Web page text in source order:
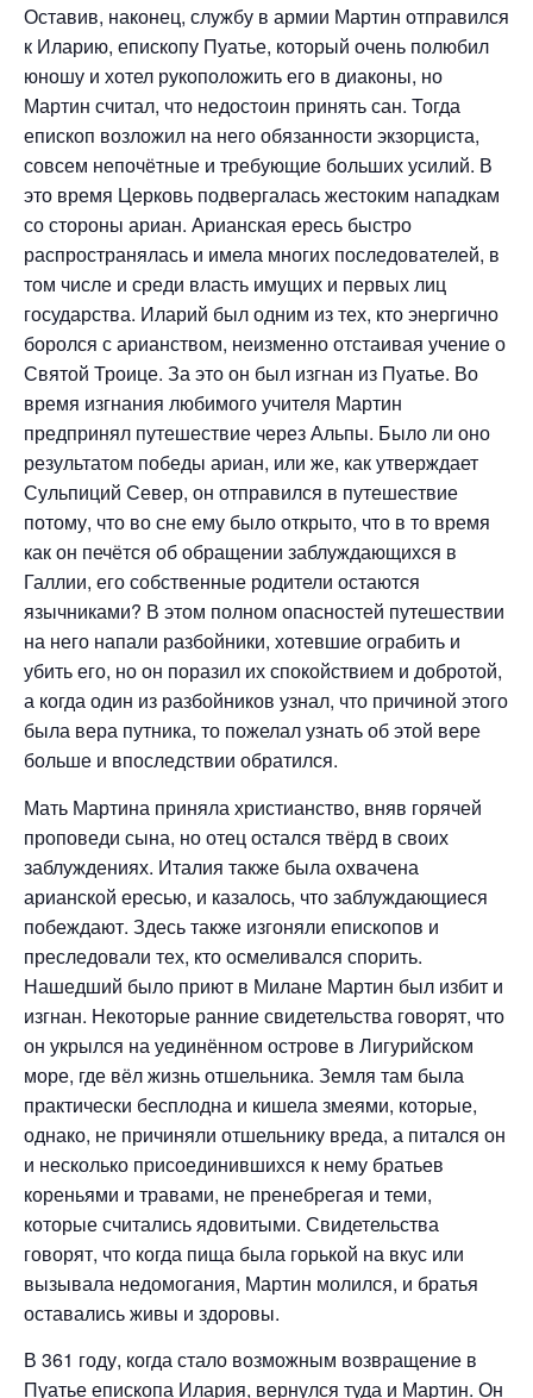
Оставив, наконец, службу в армии Мартин отправился
к Иларию, епископу Пуатье, который очень полюбил
юношу и хотел рукоположить его в диаконы, но
Мартин считал, что недостоин принять сан. Тогда
епископ возложил на него обязанности экзорциста,
совсем непочётные и требующие больших усилий. В
это время Церковь подвергалась жестоким нападкам
со стороны ариан. Арианская ересь быстро
распространялась и имела многих последователей, в
том числе и среди власть имущих и первых лиц
государства. Иларий был одним из тех, кто энергично
боролся с арианством, неизменно отстаивая учение о
Святой Троице. За это он был изгнан из Пуатье. Во
время изгнания любимого учителя Мартин
предпринял путешествие через Альпы. Было ли оно
результатом победы ариан, или же, как утверждает
Сульпиций Север, он отправился в путешествие
потому, что во сне ему было открыто, что в то время
как он печётся об обращении заблуждающихся в
Галлии, его собственные родители остаются
язычниками? В этом полном опасностей путешествии
на него напали разбойники, хотевшие ограбить и
убить его, но он поразил их спокойствием и добротой,
а когда один из разбойников узнал, что причиной этого
была вера путника, то пожелал узнать об этой вере
больше и впоследствии обратился.
Мать Мартина приняла христианство, вняв горячей
проповеди сына, но отец остался твёрд в своих
заблуждениях. Италия также была охвачена
арианской ересью, и казалось, что заблуждающиеся
побеждают. Здесь также изгоняли епископов и
преследовали тех, кто осмеливался спорить.
Нашедший было приют в Милане Мартин был избит и
изгнан. Некоторые ранние свидетельства говорят, что
он укрылся на уединённом острове в Лигурийском
море, где вёл жизнь отшельника. Земля там была
практически бесплодна и кишела змеями, которые,
однако, не причиняли отшельнику вреда, а питался он
и несколько присоединившихся к нему братьев
кореньями и травами, не пренебрегая и теми,
которые считались ядовитыми. Свидетельства
говорят, что когда пища была горькой на вкус или
вызывала недомогания, Мартин молился, и братья
оставались живы и здоровы.
В 361 году, когда стало возможным возвращение в
Пуатье епископа Илария, вернулся туда и Мартин. Он